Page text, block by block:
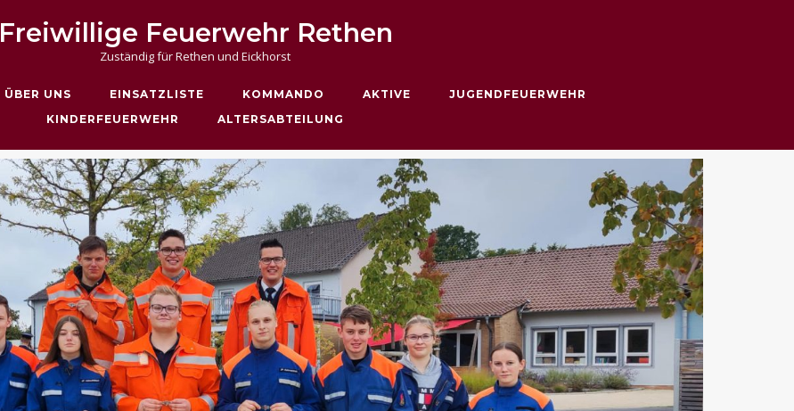
Freiwillige Feuerwehr Rethen
Zuständig für Rethen und Eickhorst
ÜBER UNS EINSATZLISTE KOMMANDO AKTIVE
JUGENDFEUERWEHR
KINDERFEUERWEHR
ALTERSABTEILUNG